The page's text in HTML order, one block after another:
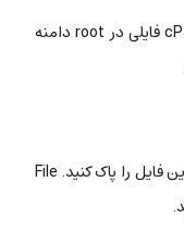
بعد از ایجاد یک صفحۀ ارور اختصاصی، cPanel فایلی در root دامنه
برای حذف صفحۀ اروری که ساخته‌اید، باید این فایل را پاک کنید. File